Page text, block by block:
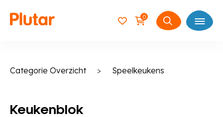
0
Zoeken
Open
Categorie Overzicht > Speelkeukens
Keukenblok